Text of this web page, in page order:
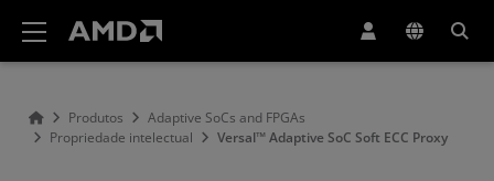
Produtos
Adaptive SoCs and FPGAs
Propriedade intelectual
Versal™ Adaptive SoC Soft ECC Proxy